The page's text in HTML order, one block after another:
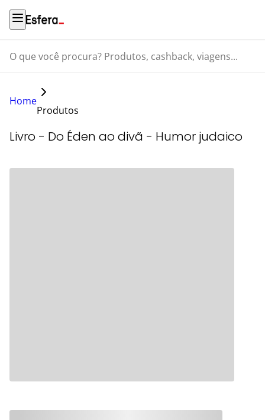
O que você procura? Produtos, cashback, viagens...
Home
Produtos
Livro - Do Éden ao divã - Humor judaico